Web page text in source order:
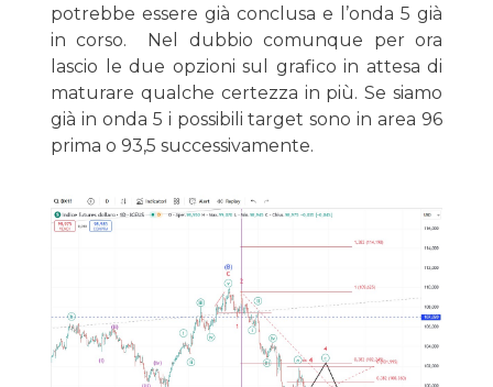
potrebbe essere già conclusa e l’onda 5 già
in corso. Nel dubbio comunque per ora
lascio le due opzioni sul grafico in attesa di
maturare qualche certezza in più. Se siamo
già in onda 5 i possibili target sono in area 96
prima o 93,5 successivamente.